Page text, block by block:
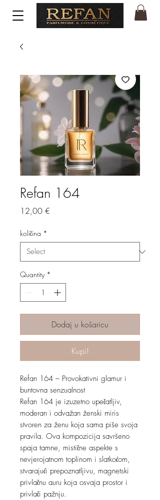
Refan 164
12,00 €
količina *
Quantity *
Dodaj u košaricu
Kupi!
Refan 164 – Provokativni glamur i
buntovna senzualnost
Refan 164 je izuzetno upečatljiv,
moderan i odvažan ženski miris
stvoren za ženu koja sama piše svoja
pravila. Ova kompozicija savršeno
spaja tamne, mistične aspekte s
nevjerojatnom toplinom i slatkoćom,
stvarajući prepoznatljivu, magnetski
privlačnu auru koja osvaja prostor i
privlači pažnju.